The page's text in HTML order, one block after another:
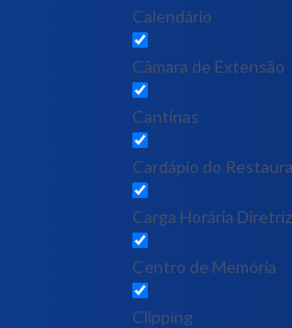
Calendário
Câmara de Extensão
Cantinas
Cardápio do
Carga Horária
Centro de Memória
Clipping